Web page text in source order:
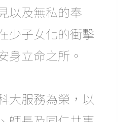
以及無私的奉
少子女化的衝擊
身立命之所。
大服務為榮，以